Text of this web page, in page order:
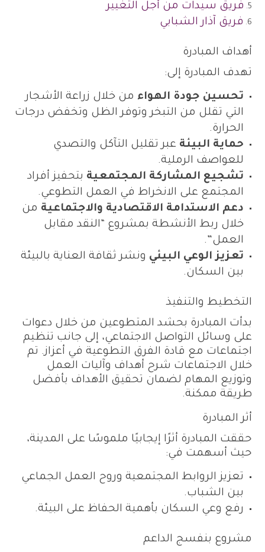
فريق سيدات من أجل التغيير
فريق آذار الشبابي
أهداف المبادرة
تهدف المبادرة إلى:
تحسين جودة الهواء من خلال زراعة الأشجار
التي تقلل من التبخر وتوفر الظل وتخفض درجات
الحرارة.
حماية البيئة عبر تقليل التآكل والتصدي
للعواصف الرملية.
تشجيع المشاركة المجتمعية بتحفيز أفراد
المجتمع على الانخراط في العمل التطوعي.
دعم الاستدامة الاقتصادية والاجتماعية من
خلال ربط الأنشطة بمشروع “النقد مقابل
العمل”.
تعزيز الوعي البيئي ونشر ثقافة العناية بالبيئة
بين السكان.
التخطيط والتنفيذ
بدأت المبادرة بحشد المتطوعين من خلال دعوات
على وسائل التواصل الاجتماعي، إلى جانب تنظيم
اجتماعات مع قادة الفرق التطوعية في أعزاز. تم
خلال الاجتماعات شرح أهداف وآليات العمل
وتوزيع المهام لضمان تحقيق الأهداف بأفضل
طريقة ممكنة.
أثر المبادرة
حققت المبادرة أثرًا إيجابيًا ملموسًا على المدينة،
حيث أسهمت في:
تعزيز الروابط المجتمعية وروح العمل الجماعي
بين الشباب.
رفع وعي السكان بأهمية الحفاظ على البيئة.
مشروع بنفسج الداعم